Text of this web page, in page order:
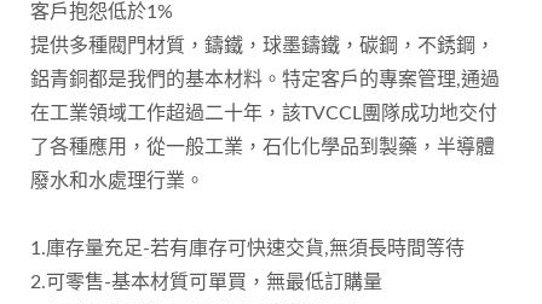
客戶抱怨低於1%
提供多種閥門材質，鑄鐵，球墨鑄鐵，碳鋼，不銹鋼，
鋁青銅都是我們的基本材料。特定客戶的專案管理,通過
在工業領域工作超過二十年，該TVCCL團隊成功地交付
了各種應用，從一般工業，石化化學品到製藥，半導體
廢水和水處理行業。
1.庫存量充足-若有庫存可快速交貨,無須長時間等待
2.可零售-基本材質可單買，無最低訂購量